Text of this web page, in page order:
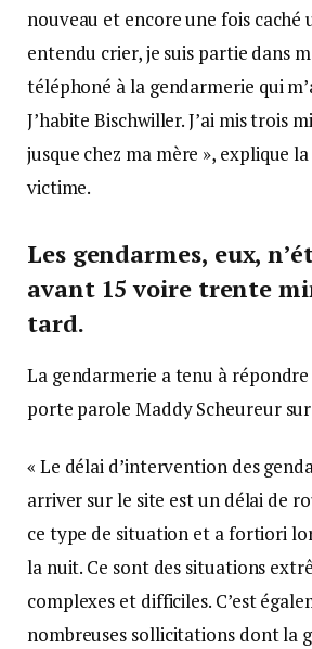
nouveau et encore une fois caché
entendu crier, je suis partie dans
téléphoné à la gendarmerie qui
J’habite Bischwiller. J’ai mis trois
jusque chez ma mère », explique
victime.
Les gendarmes, eux,
avant 15 voire trente
tard.
La gendarmerie a tenu à
porte parole Maddy Scheureur
« Le délai d’intervention des
arriver sur le site est un délai de
ce type de situation et a fortiori
la nuit. Ce sont des situations
complexes et difficiles. C’est
nombreuses sollicitations dont la